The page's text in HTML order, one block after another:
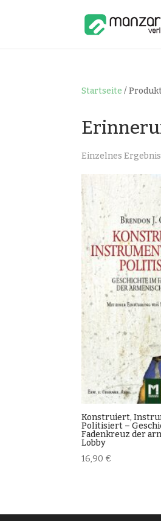
Startseite /
Einzelnes
Konstruiert,
Politisiert –
Fadenkreuz der
Lobby
16,90 €